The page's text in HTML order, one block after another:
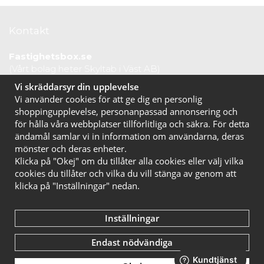
Telefontid vardagar: 07.30-16.00
Lunchstängt: 12.30-13.15
Tel: 020 10 44 50
E-post:info@fastighetsbox.se
Vi skräddarsyr din upplevelse
Vi använder cookies för att ge dig en personlig
shoppingupplevelse, personanpassad annonsering och
för hålla våra webbplatser tillförlitliga och säkra. För detta
ändamål samlar vi in information om användarna, deras
mönster och deras enheter.
Klicka på "Okej" om du tillåter alla cookies eller välj vilka
cookies du tillåter och vilka du vill stänga av genom att
klicka på "Inställningar" nedan.
Inställningar
Endast nödvändiga